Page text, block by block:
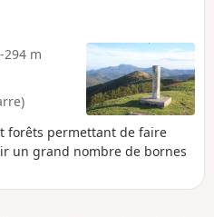
-294 m
forêts permettant de faire
un grand nombre de bornes